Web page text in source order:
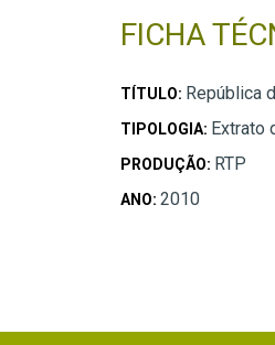
FICHA
TÍTULO: República
TIPOLOGIA: Extrato
PRODUÇÃO: RTP
ANO: 2010